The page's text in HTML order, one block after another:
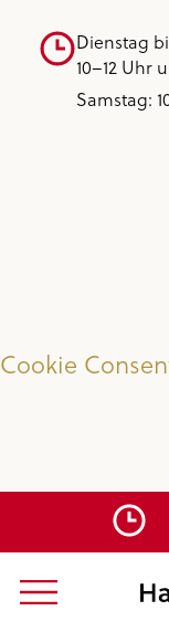
Dienstag
10–12 Uhr
Samstag:
Cookie